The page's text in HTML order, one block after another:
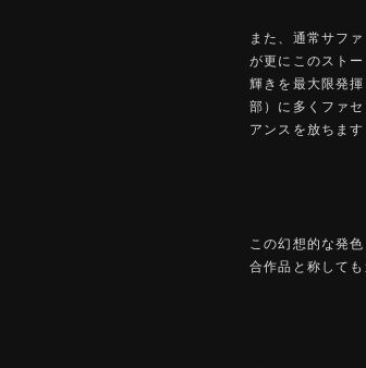
また、通常サフ
が更にこのスト
輝きを最大限発
部）に多くファ
アンスを放ちます
この幻想的な発
合作品と称して